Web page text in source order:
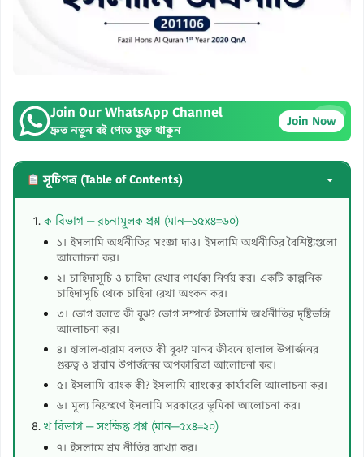
×
Join Our WhatsApp Channel
দ্রুত নতুন বই পেতে যুক্ত থাকুন
Join Now
সূচিপত্র (Table of Contents)
ক বিভাগ — রচনামূলক প্রশ্ন (মান—১৫x৪=৬০)
১। ইসলামি অর্থনীতির সংজ্ঞা দাও। ইসলামি অর্থনীতির বৈশিষ্ট্যগুলো
আলোচনা কর।
২। চাহিদাসূচি ও চাহিদা রেখার পার্থক্য নির্ণয় কর। একটি কাল্পনিক
চাহিদাসূচি থেকে চাহিদা রেখা অংকন কর।
৩। ভোগ বলতে কী বুঝ? ভোগ সম্পর্কে ইসলামি অর্থনীতির দৃষ্টিভঙ্গি
আলোচনা কর।
৪। হালাল-হারাম বলতে কী বুঝ? মানব জীবনে হালাল উপার্জনের
গুরুত্ব ও হারাম উপার্জনের অপকারিতা আলোচনা কর।
৫। ইসলামি ব্যাংক কী? ইসলামি ব্যাংকের কার্যাবলি আলোচনা কর।
৬। মূল্য নিয়ন্ত্রণে ইসলামি সরকারের ভূমিকা আলোচনা কর।
খ বিভাগ — সংক্ষিপ্ত প্রশ্ন (মান—৫x৪=২০)
৭। ইসলামে শ্রম নীতির ব্যাখ্যা কর।